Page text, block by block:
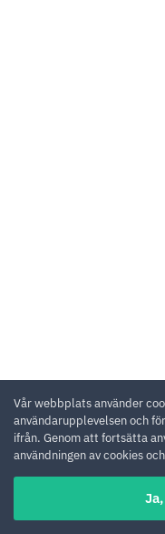
Vår webbplats använder
användarupplevelsen och
ifrån. Genom att fortsätta
användningen av cookies